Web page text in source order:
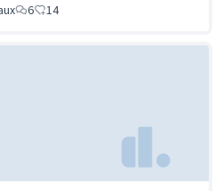
6 14